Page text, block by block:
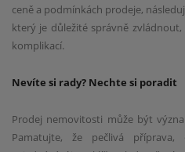
ceně a podmínkách prodeje,
který je důležité správně
komplikací.
Nevíte si rady? Nechte si poradit
Prodej nemovitosti může být
Pamatujte, že pečlivá